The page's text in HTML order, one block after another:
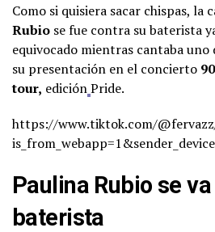
Como si quisiera sacar chispas, la
Rubio se fue contra su baterista
equivocado mientras cantaba uno
su presentación en el concierto
tour, ediciónPride.
https://www.tiktok.com/
Paulina Rubio se
baterista